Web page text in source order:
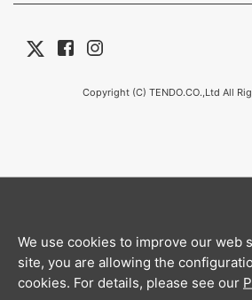
Copyright (C) TENDO.CO.,Ltd All
We use cookies to improve our web
site, you are allowing the
cookies. For details, please see our